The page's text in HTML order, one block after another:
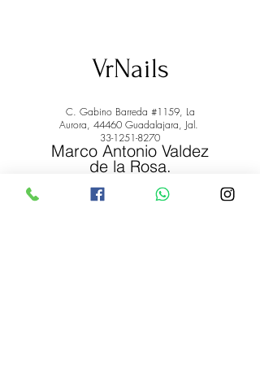
VrNails
C. Gabino Barreda #1159, La
Aurora, 44460 Guadalajara, Jal.
33-1251-8270
Marco Antonio Valdez
de la Rosa.